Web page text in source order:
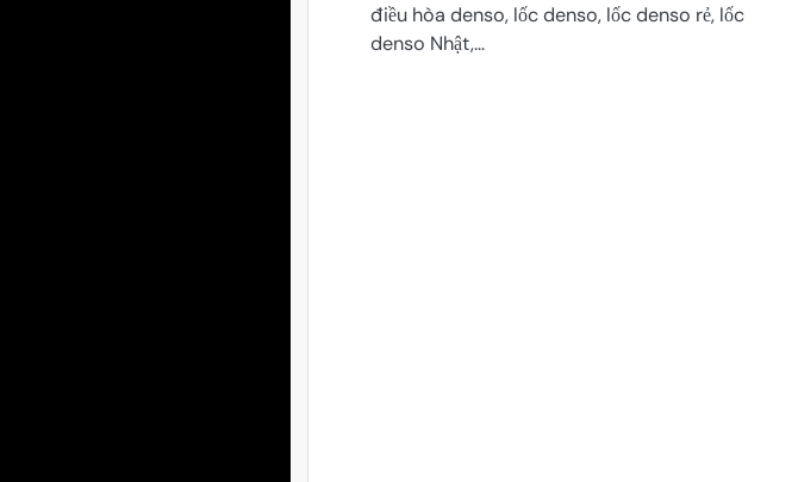
điều hòa denso, lốc denso, lốc denso rẻ, lốc
denso Nhật,…